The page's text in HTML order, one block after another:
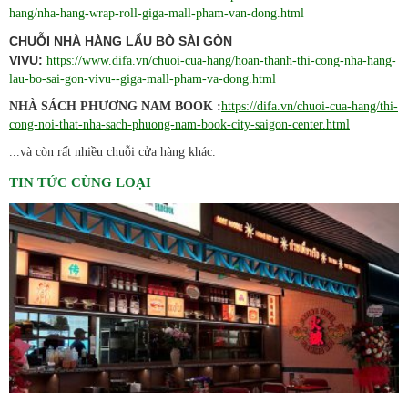
hang/nha-hang-wrap-roll-giga-mall-pham-van-dong.html
CHUỖI NHÀ HÀNG LẨU BÒ SÀI GÒN
VIVU: https://www.difa.vn/chuoi-cua-hang/hoan-thanh-thi-cong-nha-hang-
lau-bo-sai-gon-vivu--giga-mall-pham-va-dong.html
NHÀ SÁCH PHƯƠNG NAM BOOK :https://difa.vn/chuoi-cua-hang/thi-
cong-noi-that-nha-sach-phuong-nam-book-city-saigon-center.html
...và còn rất nhiều chuỗi cửa hàng khác.
TIN TỨC CÙNG LOẠI